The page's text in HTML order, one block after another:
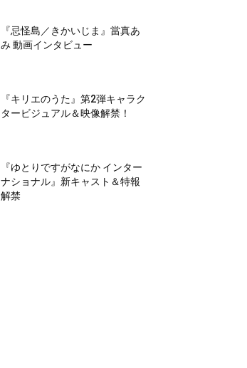
『忌怪島／きかいじま』當真あ
み 動画インタビュー
『キリエのうた』第2弾キャラク
タービジュアル＆映像解禁！
『ゆとりですがなにか インター
ナショナル』新キャスト＆特報
解禁